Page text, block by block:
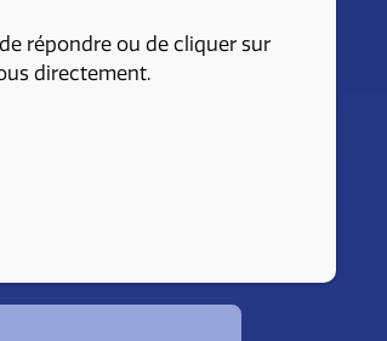
répondre ou de cliquer sur
directement.